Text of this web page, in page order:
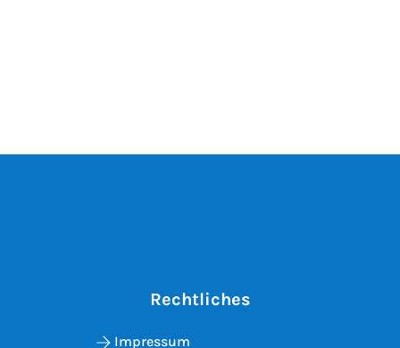
Rechtliches
Impressum